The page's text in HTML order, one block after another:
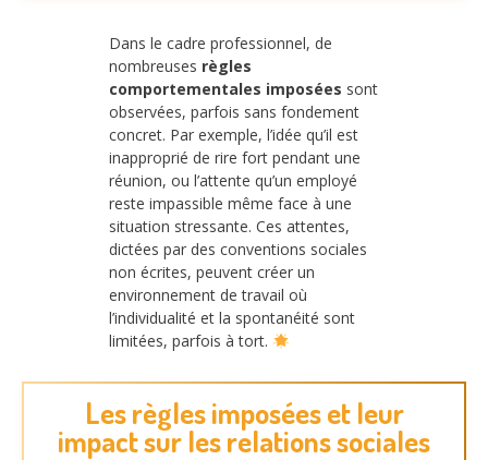
Dans le cadre professionnel, de
nombreuses règles
comportementales imposées sont
observées, parfois sans fondement
concret. Par exemple, l’idée qu’il est
inapproprié de rire fort pendant une
réunion, ou l’attente qu’un employé
reste impassible même face à une
situation stressante. Ces attentes,
dictées par des conventions sociales
non écrites, peuvent créer un
environnement de travail où
l’individualité et la spontanéité sont
limitées, parfois à tort.
Les règles imposées et leur
impact sur les relations sociales